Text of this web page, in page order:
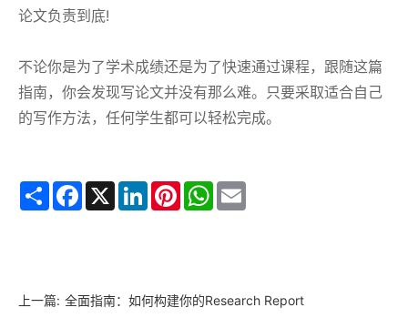
论文负责到底!
不论你是为了学术成绩还是为了快速通过课程，跟随这篇
指南，你会发现写论文并没有那么难。只要采取适合自己
的写作方法，任何学生都可以轻松完成。
Share Facebook
X LinkedInPinterestWhatsApp
上一篇: 全面指南：如何构建你的Research Report